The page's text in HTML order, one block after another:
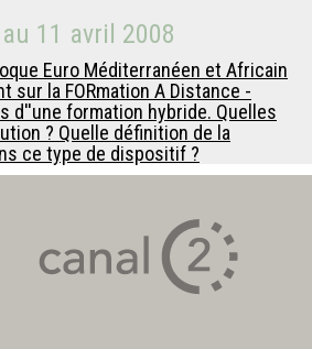
au 11 avril 2008
Euro Méditerranéen et Africain
sur la FORmation A Distance -
d''une formation hybride. Quelles
? Quelle définition de la
ce type de dispositif ?